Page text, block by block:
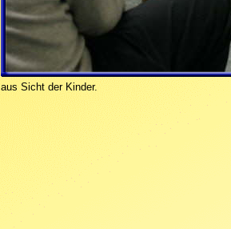
aus Sicht der Kinder.